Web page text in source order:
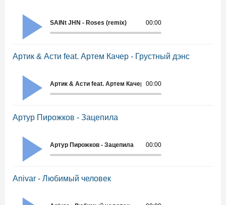
00:00
SAINt JHN - Roses (remix)
Артик & Асти feat. Артем Качер - Грустный дэнс
00:00
Артик & Асти feat. Артем Качер - Грустный дэнс
Артур Пирожков - Зацепила
00:00
Артур Пирожков - Зацепила
Anivar - Любимый человек